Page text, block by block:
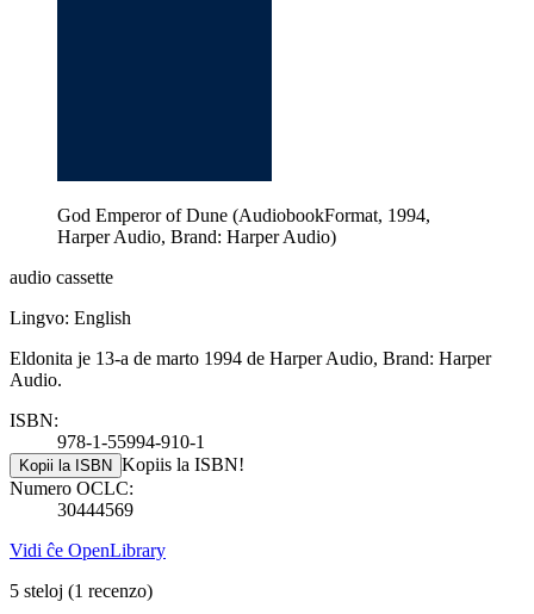
God Emperor of Dune (AudiobookFormat, 1994,
Harper Audio, Brand: Harper Audio)
audio cassette
Lingvo: English
Eldonita je 13-a de marto 1994 de Harper Audio, Brand: Harper
Audio.
ISBN:
978-1-55994-910-1
Kopii la ISBN Kopiis la ISBN!
Numero OCLC:
30444569
Vidi ĉe OpenLibrary
5 steloj (1 recenzo)